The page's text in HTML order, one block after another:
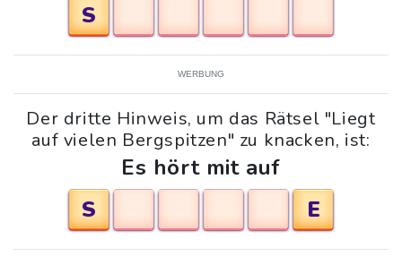
S
WERBUNG
Der dritte Hinweis, um das Rätsel "Liegt
auf vielen Bergspitzen" zu knacken, ist:
Es hört mit auf
S
E